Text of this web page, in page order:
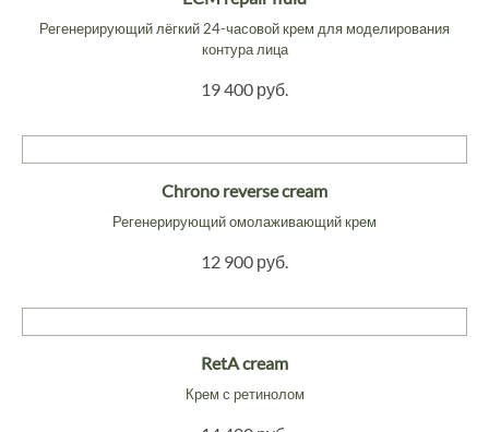
Регенерирующий лёгкий 24-часовой крем для моделирования
контура лица
19 400 руб.
Chrono reverse cream
Регенерирующий омолаживающий крем
12 900 руб.
RetA cream
Крем с ретинолом